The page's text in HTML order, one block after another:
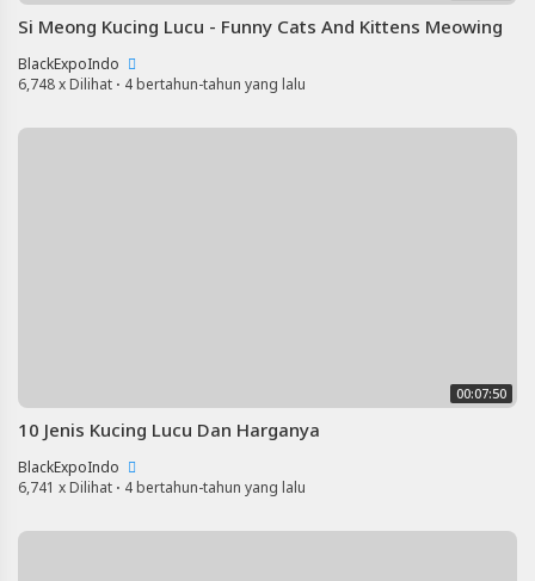
Si Meong Kucing Lucu - Funny Cats And Kittens Meowing
BlackExpoIndo
6,748 x Dilihat · 4 bertahun-tahun yang lalu
00:07:50
10 Jenis Kucing Lucu Dan Harganya
BlackExpoIndo
6,741 x Dilihat · 4 bertahun-tahun yang lalu